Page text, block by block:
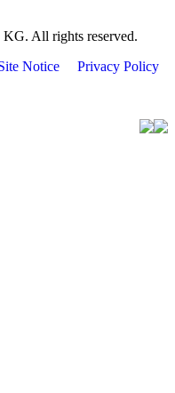
All rights reserved.
Notice
Privacy Policy